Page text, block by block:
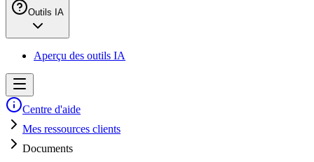
Outils IA
Aperçu des outils IA
Centre d'aide
Mes ressources clients
Documents